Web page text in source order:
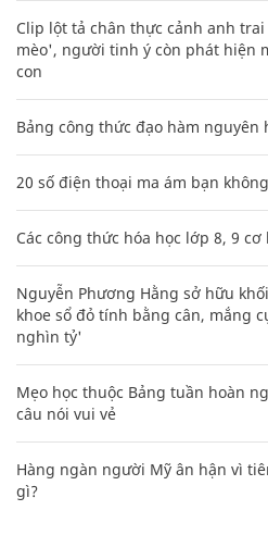
Clip lột tả chân thực cảnh anh
mèo', người tinh ý còn phát hiện
con
Bảng công thức đạo hàm nguyên
20 số điện thoại ma ám bạn
Các công thức hóa học lớp 8, 9
Nguyễn Phương Hằng sở hữu
khoe sổ đỏ tính bằng cân, mắng
nghìn tỷ'
Mẹo học thuộc Bảng tuần hoàn
câu nói vui vẻ
Hàng ngàn người Mỹ ân hận vì
gì?